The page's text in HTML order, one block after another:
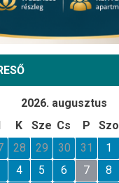
2026. augusztus
K Sze Cs P Szo
28 29 30 31 1
4 5 6 7 8